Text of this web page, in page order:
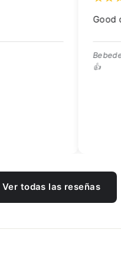
calidad, ¡excelente precio!
Ver todas las reseñas